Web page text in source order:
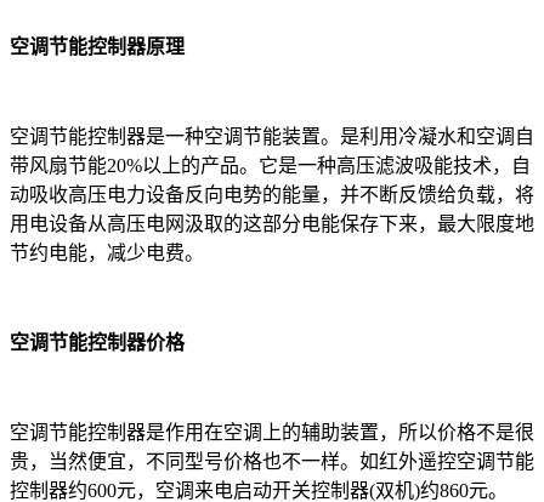
空调节能控制器原理
空调节能控制器是一种空调节能装置。是利用冷凝水和空调自
带风扇节能20%以上的产品。它是一种高压滤波吸能技术，自
动吸收高压电力设备反向电势的能量，并不断反馈给负载，将
用电设备从高压电网汲取的这部分电能保存下来，最大限度地
节约电能，减少电费。
空调节能控制器价格
空调节能控制器是作用在空调上的辅助装置，所以价格不是很
贵，当然便宜，不同型号价格也不一样。如红外遥控空调节能
控制器约600元，空调来电启动开关控制器(双机)约860元。